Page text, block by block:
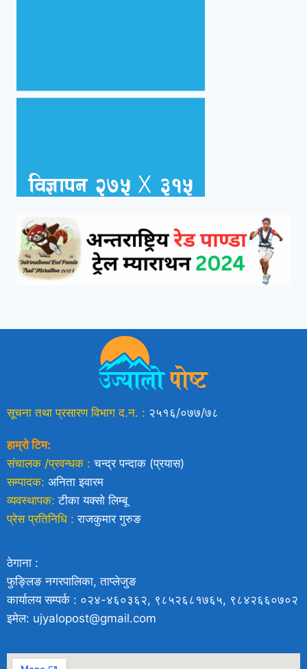
सूचना तथा प्रसारण विभाग द.न. : २५१६/०७७/७८
हाम्रो टिम:
संचालक /प्रवन्धक : चन्द्र पन्दाक (प्रयास)
सम्पादक: अनिता इवारम
व्यवस्थापक: टीका यक्साे लिम्बू
प्रेस प्रतिनिधि : राजकुमार गुरुङ
ठेगाना :
फुङ्लिङ नगरपालिका, ताप्लेजुङ
कार्यालय सम्पर्क : ०२४-४६०३६२, ९८५२६८१७६५, ९८४२६६०७०२
इमेल: ujyalopost@gmail.com